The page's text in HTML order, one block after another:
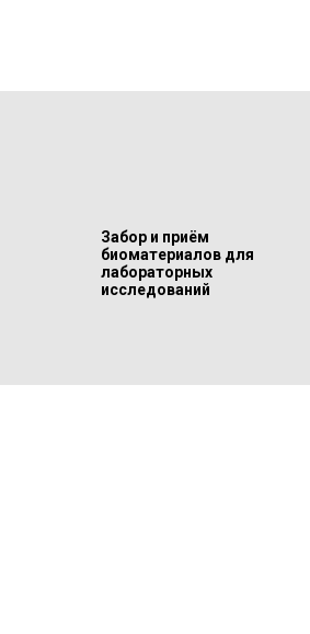
Забор и приём
биоматериалов для
лабораторных
исследований